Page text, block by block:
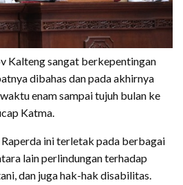
Kalteng sangat berkepentingan
dibahas dan pada akhirnya
enam sampai tujuh bulan ke
Katma.
ini terletak pada berbagai
lain perlindungan terhadap
dan juga hak-hak disabilitas.